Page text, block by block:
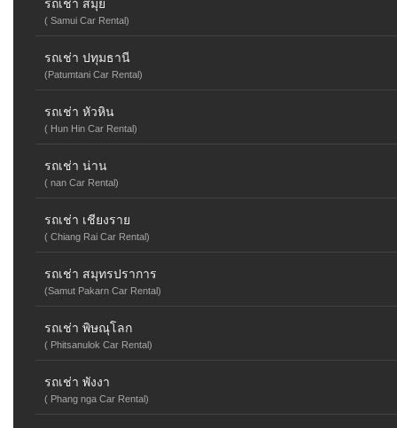
รถเช่า สมุย
( Samui Car Rental)
รถเช่า ปทุมธานี
(Patumtani Car Rental)
รถเช่า หัวหิน
( Hun Hin Car Rental)
รถเช่า น่าน
( nan Car Rental)
รถเช่า เชียงราย
( Chiang Rai Car Rental)
รถเช่า สมุทรปราการ
(Samut Pakarn Car Rental)
รถเช่า พิษณุโลก
( Phitsanulok Car Rental)
รถเช่า พังงา
( Phang nga Car Rental)